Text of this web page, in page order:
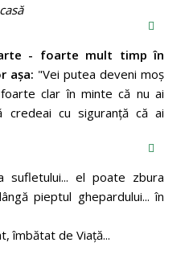
- foarte mult timp în
aşa: "Vei putea deveni moş
clar în minte că nu ai
credeai cu siguranţă că ai
sufletului... el poate zbura
pieptul ghepardului... în
îmbătat de Viaţă...